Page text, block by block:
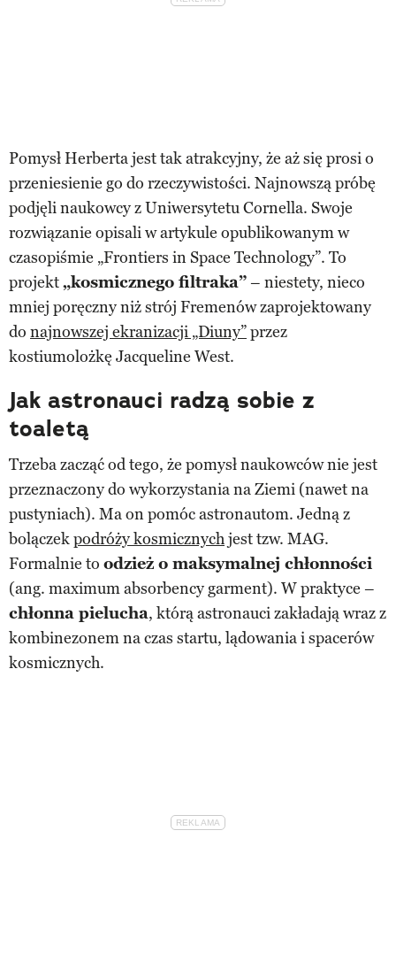
Pomysł Herberta jest tak atrakcyjny, że aż się prosi o
przeniesienie go do rzeczywistości. Najnowszą próbę
podjęli naukowcy z Uniwersytetu Cornella. Swoje
rozwiązanie opisali w artykule opublikowanym w
czasopiśmie „Frontiers in Space Technology”. To
projekt„kosmicznego filtraka”– niestety, nieco
mniej poręczny niż strój Fremenów zaprojektowany
do najnowszej ekranizacji „Diuny”przez
kostiumolożkę Jacqueline West.
Jak astronauci radzą sobie z
toaletą
Trzeba zacząć od tego, że pomysł naukowców nie jest
przeznaczony do wykorzystania na Ziemi (nawet na
pustyniach). Ma on pomóc astronautom. Jedną z
bolączekpodróży kosmicznychjest tzw. MAG.
Formalnie to odzież o maksymalnej chłonności
(ang. maximum absorbency garment). W praktyce –
chłonna pielucha, którą astronauci zakładają wraz z
kombinezonem na czas startu, lądowania i spacerów
kosmicznych.